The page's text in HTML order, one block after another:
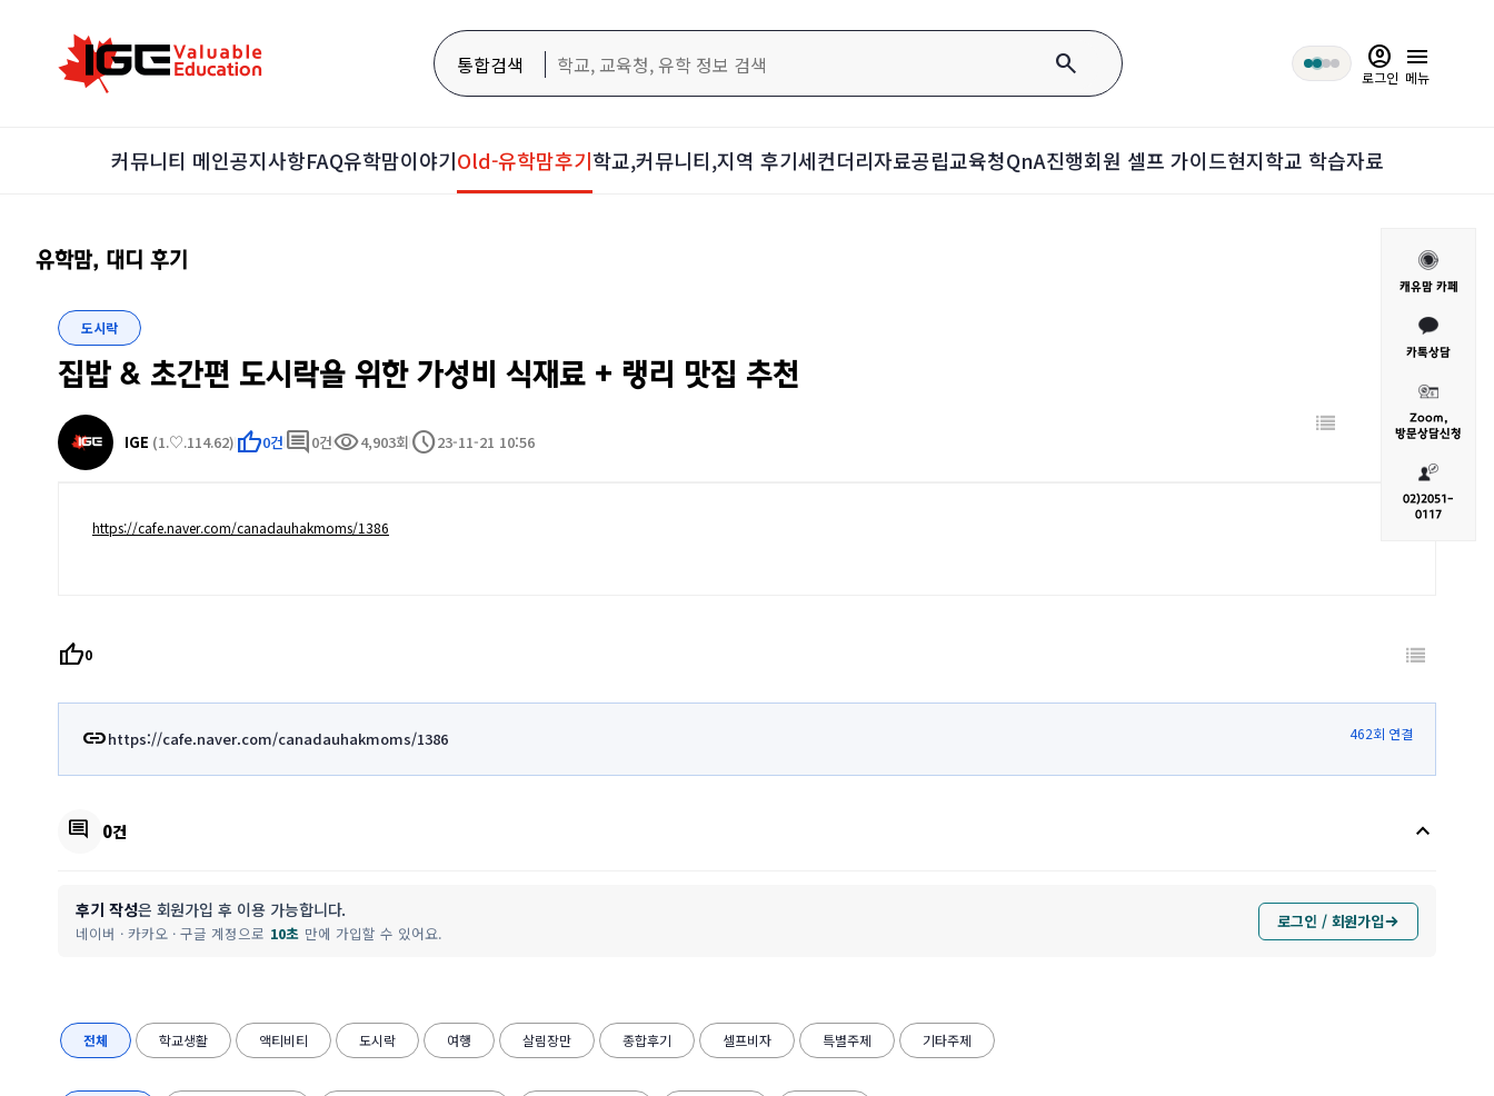
통합검색 search account_circle
로그인
menu
메뉴
커뮤니티 메인공지사항FAQ유학맘이야기Old-유학맘후기학교,커뮤니티,지역 후기세컨더리자료공립교육청QnA진행회원 셀프 가이드현지학교 학습자료
유학맘, 대디 후기
도시락
집밥 & 초간편 도시락을 위한 가성비 식재료 + 랭리 맛집 추천
IGE (1.♡.114.62) thumb_up0건 comment 0건visibility4,903회 schedule23-11-21 10:56
https://cafe.naver.com/canadauhakmoms/1386
thumb_up0
linkhttps://cafe.naver.com/canadauhakmoms/1386 462회 연결
comment 0건 keyboard_arrow_up
후기 작성은 회원가입 후 이용 가능합니다.
네이버 · 카카오 · 구글 계정으로 10초 만에 가입할 수 있어요.
로그인 / 회원가입
전체 학교생활 액티비티 도시락 여행 살림장만 종합후기 셀프비자 특별주제 기타주제
캐유맘 카페
카톡상담
Zoom,
방문상담신청
02)2051-
0117